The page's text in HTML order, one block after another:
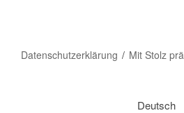
Datenschutzerklärung Mit Stolz
Deutsch